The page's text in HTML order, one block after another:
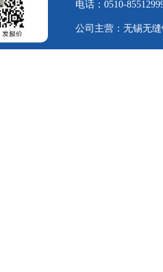
电话：0510-
公司主营：无锡无